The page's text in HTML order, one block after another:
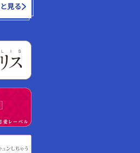
見る